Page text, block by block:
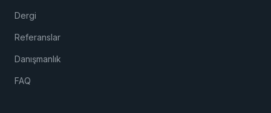
Dergi
Referanslar
Danışmanlık
FAQ